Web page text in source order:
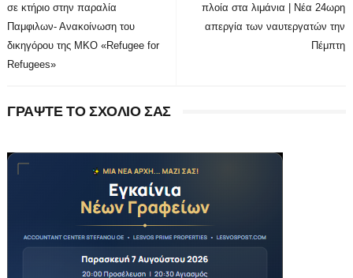
πλοία στα λιμάνια | Nέα 24ωρη
απεργία των ναυτεργατών την
Πέμπτη
σε κτήριο στην παραλία
Παμφιλων- Ανακοίνωση του
δικηγόρου της ΜΚΟ «Refugee for
Refugees»
ΓΡΑΨΤΕ ΤΟ ΣΧΟΛΙΟ ΣΑΣ